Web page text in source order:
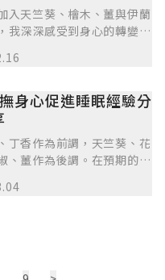
入天竺葵、檜木、薑與伊蘭
我深深感受到身心的轉變。
的香氣立刻從鼻腔擴散至腦
辛香的氣息，讓人感到安心
情緒與安撫焦躁。檜木則帶
結合薑的微辣與溫熱，讓我
而外被溫暖擁抱的感覺。伊
的尾韻，它具有迷人的放
使用這款複方油不僅放鬆了
身心促進睡眠經驗分
丁香作為前調，天竺葵、花
、薑作為後調。在預期的感
香到柔和、軟化的花香，最
。這股香氣是可以支持自己